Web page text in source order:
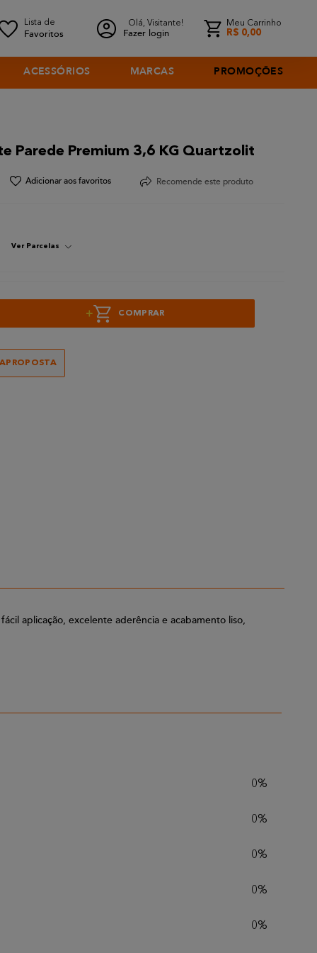
Olá, Visitante!
Fazer login
Meu Carrinho
R$ 0,00
ACESSÓRIOS MARCAS PROMOÇÕES
Parede Premium 3,6 KG Quartzolit
Recomende este produto
Ver Parcelas
+ COMPRAR
aplicação, excelente aderência e acabamento liso,
0%
0%
0%
0%
0%